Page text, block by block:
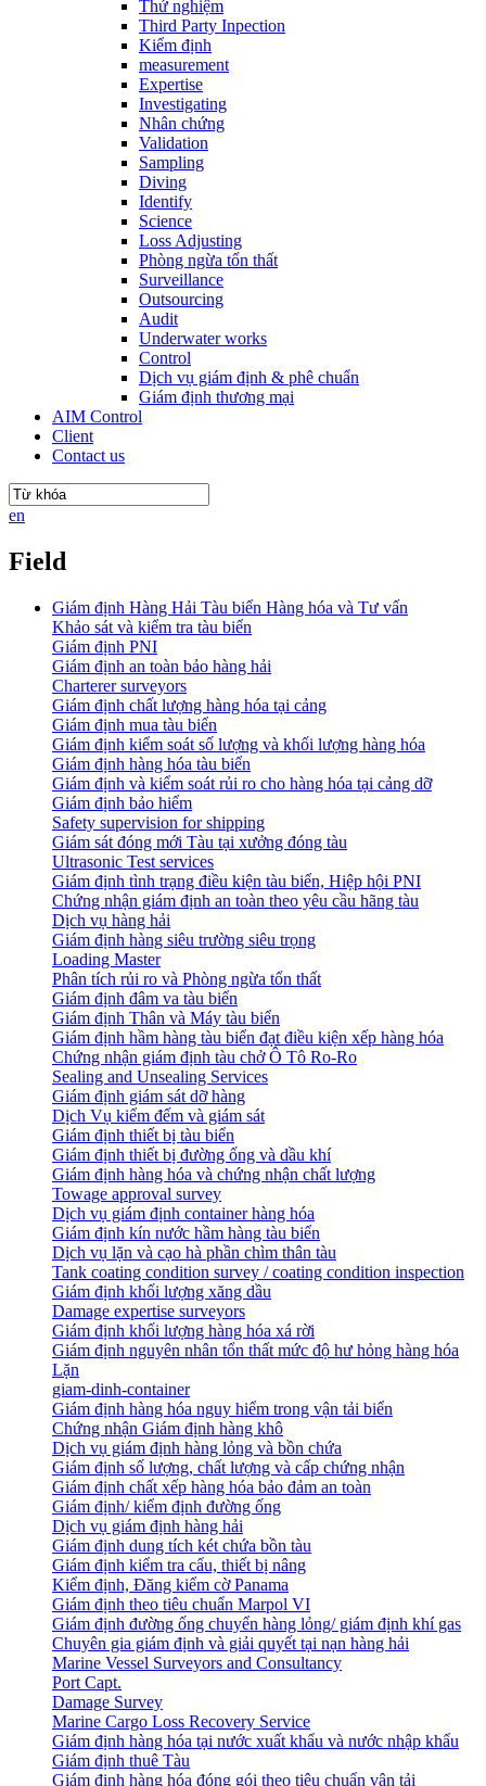
Thử nghiệm
Third Party Inpection
Kiểm định
measurement
Expertise
Investigating
Nhân chứng
Validation
Sampling
Diving
Identify
Science
Loss Adjusting
Phòng ngừa tổn thất
Surveillance
Outsourcing
Audit
Underwater works
Control
Dịch vụ giám định & phê chuẩn
Giám định thương mại
AIM Control
Client
Contact us
en
Field
Giám định Hàng Hải Tàu biển Hàng hóa và Tư vấn
Khảo sát và kiểm tra tàu biển
Giám định PNI
Giám định an toàn bảo hàng hải
Charterer surveyors
Giám định chất lượng hàng hóa tại cảng
​Giám định mua tàu biển
Giám định kiểm soát số lượng và khối lượng hàng hóa
Giám định hàng hóa tàu biển
Giám định và kiểm soát rủi ro cho hàng hóa tại cảng dỡ
Giám định bảo hiểm
Safety supervision for shipping
Giám sát đóng mới Tàu tại xưởng đóng tàu
Ultrasonic Test services
Giám định tình trạng điều kiện tàu biển, Hiệp hội PNI
Chứng nhận giám định an toàn theo yêu cầu hãng tàu
Dịch vụ hàng hải
Giám định hàng siêu trường siêu trọng
Loading Master
Phân tích rủi ro và Phòng ngừa tổn thất
​Giám định đâm va tàu biển
Giám định Thân và Máy tàu biển
​Giám định hầm hàng tàu biển đạt điều kiện xếp hàng hóa
Chứng nhận giám định tàu chở Ô Tô Ro-Ro
Sealing and Unsealing Services
Giám định giám sát dỡ hàng
Dịch Vụ kiểm đếm và giám sát
Giám định thiết bị tàu biển
Giám định thiết bị đường ống và dầu khí
Giám định hàng hóa và chứng nhận chất lượng
Towage approval survey
Dịch vụ giám định container hàng hóa
Giám định kín nước hầm hàng tàu biển
Dịch vụ lặn và cạo hà phần chìm thân tàu
Tank coating condition survey / coating condition inspection
Giám định khối lượng xăng dầu
Damage expertise surveyors
Giám định khối lượng hàng hóa xá rời
Giám định nguyên nhân tổn thất mức độ hư hỏng hàng hóa
Lặn
giam-dinh-container
Giám định hàng hóa nguy hiểm trong vận tải biển
Chứng nhận Giám định hàng khô
Dịch vụ giám định hàng lỏng và bồn chứa
Giám định số lượng, chất lượng và cấp chứng nhận
Giám định chất xếp hàng hóa bảo đảm an toàn
Giám định/ kiểm định đường ống
Dịch vụ giám định hàng hải
Giám định dung tích két chứa bồn tàu
Giám định kiểm tra cẩu, thiết bị nâng
Kiểm định, Đăng kiểm cờ Panama
Giám định theo tiêu chuẩn Marpol VI
Giám định đường ống chuyển hàng lỏng/ giám định khí gas
Chuyên gia giám định và giải quyết tại nạn hàng hải
Marine Vessel Surveyors and Consultancy
Port Capt.
Damage Survey
Marine Cargo Loss Recovery Service
Giám định hàng hóa tại nước xuất khẩu và nước nhập khẩu
Giám định thuê Tàu
Giám định hàng hóa đóng gói theo tiêu chuẩn vận tải